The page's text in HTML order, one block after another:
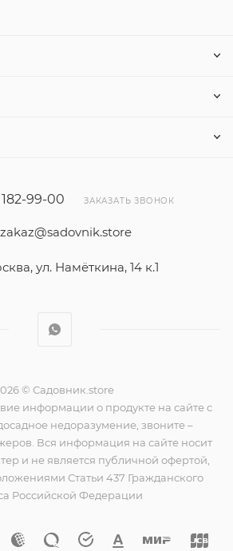
99-00 ЗАКАЗАТЬ ЗВОНОК
zakaz@sadovnik.store
ул. Намёткина, 14 к.1
© Садовник.store
информации о продукте на сайте с
недоразумение, звоните –
Вся информация на сайте носит
и не является публичной офертой,
Статьи 437 Гражданского
Российской Федерации